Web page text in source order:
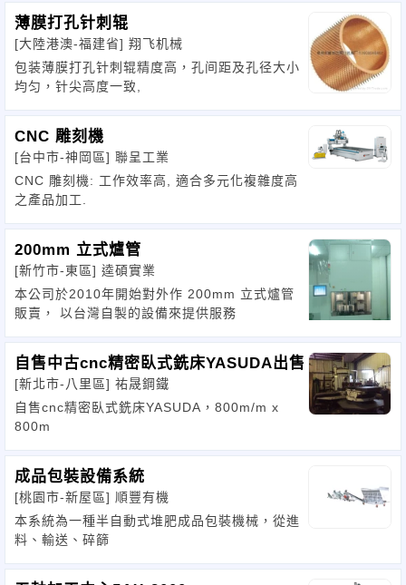
薄膜打孔针刺辊
[大陸港澳-福建省] 翔飞机械
包装薄膜打孔针刺辊精度高，孔间距及孔径大小
均匀，针尖高度一致,
CNC 雕刻機
[台中市-神岡區] 聯呈工業
CNC 雕刻機: 工作效率高, 適合多元化複雜度高
之產品加工.
200mm 立式爐管
[新竹市-東區] 逵碩實業
本公司於2010年開始對外作 200mm 立式爐管
販賣， 以台灣自製的設備來提供服務
自售中古cnc精密臥式銑床YASUDA出售
[新北市-八里區] 祐晟鋼鐵
自售cnc精密臥式銑床YASUDA，800m/m x
800m
成品包裝設備系統
[桃園市-新屋區] 順豐有機
本系統為一種半自動式堆肥成品包裝機械，從進
料、輸送、碎篩